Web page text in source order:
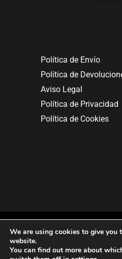
Política de Envío
Política de
Aviso Legal
Política de Privacidad
Política de Cookies
Copyright © 2025.
We are using cookies to give you
website.
You can find out more about